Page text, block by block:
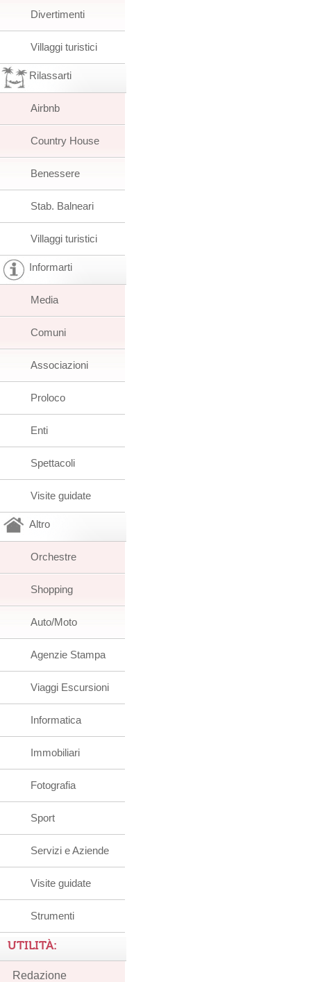
Divertimenti
Villaggi turistici
Rilassarti
Airbnb
Country House
Benessere
Stab. Balneari
Villaggi turistici
Informarti
Media
Comuni
Associazioni
Proloco
Enti
Spettacoli
Visite guidate
Altro
Orchestre
Shopping
Auto/Moto
Agenzie Stampa
Viaggi Escursioni
Informatica
Immobiliari
Fotografia
Sport
Servizi e Aziende
Visite guidate
Strumenti
UTILITÀ:
Redazione